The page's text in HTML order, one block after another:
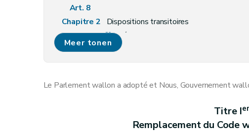
Art. 8
Chapitre 2
Dispositions transitoires
Section 1re
Définition
Art. 9
Art. 11
Dispositions transitoires relatives aux
Meer tonen
Le Parlement wallon a adopté et Nous, Gouvernement
Titre Ier
Remplacement du Code